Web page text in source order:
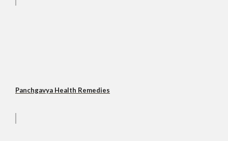
Panchgavya Health Remedies